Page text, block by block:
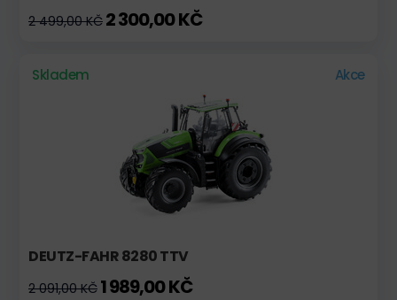
2 499,00 KČ 2 300,00 KČ
Skladem Akce
DEUTZ-FAHR 8280 TTV
2 091,00 KČ 1 989,00 KČ